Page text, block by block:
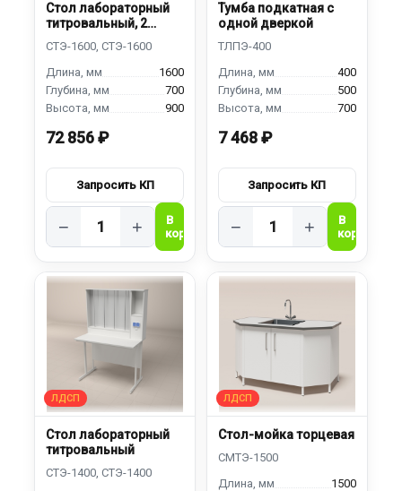
Стол лабораторный
титровальный, 2
1600
700
900
72 856 ₽
− +
Тумба подкатная с
одной дверкой
400
500
700
7 468 ₽
− +
Стол лабораторный
титровальный
Стол-мойка торцевая
1500